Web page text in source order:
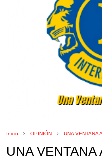
Inicio OPINIÓN UNA VENTANA
UNA VENTANA